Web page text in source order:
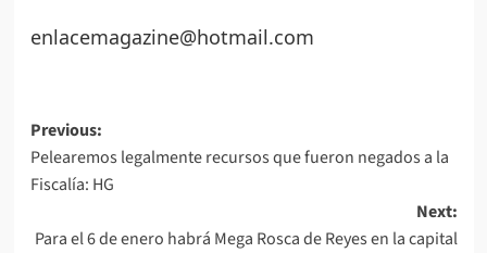
enlacemagazine@hotmail.com
Post
navigation
Previous:
Pelearemos legalmente recursos que fueron negados a la
Fiscalía: HG
Next:
Para el 6 de enero habrá Mega Rosca de Reyes en la capital